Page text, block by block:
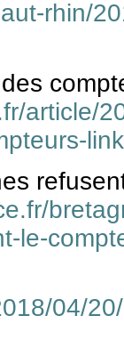
rhin/
article/
le-
04/